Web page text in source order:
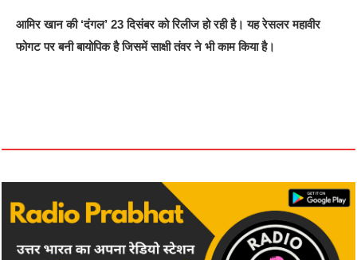
आमिर खान की ‘दंगल’ 23 दिसंबर को रिलीज हो रही है। यह रेसलर महावीर
फोगट पर बनी बायोपिक है जिसमें साक्षी तंवर ने भी काम किया है।